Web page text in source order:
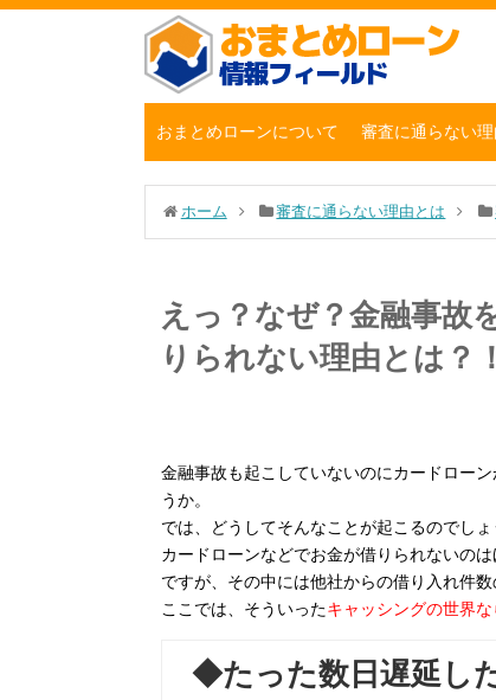
おまとめローンについて 審査に通らない
ホーム 審査に通らない理由とは
えっ？なぜ？金融事故
りられない理由とは？！
金融事故も起こしていないのにカードロー
うか。
では、どうしてそんなことが起こるのでしょ
カードローンなどでお金が借りられないの
ですが、その中には他社からの借り入れ件
ここでは、そういったキャッシングの世界
◆たった数日遅延し